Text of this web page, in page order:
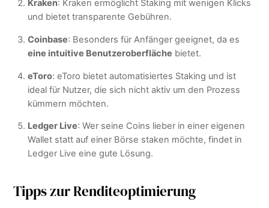
Kraken: Kraken ermöglicht Staking mit wenigen Klicks
und bietet transparente Gebühren.
Coinbase: Besonders für Anfänger geeignet, da es
eine intuitive Benutzeroberfläche bietet.
eToro: eToro bietet automatisiertes Staking und ist
ideal für Nutzer, die sich nicht aktiv um den Prozess
kümmern möchten.
Ledger Live: Wer seine Coins lieber in einer eigenen
Wallet statt auf einer Börse staken möchte, findet in
Ledger Live eine gute Lösung.
Tipps zur Renditeoptimierung